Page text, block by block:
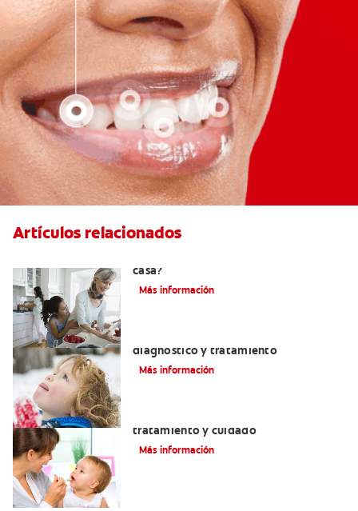
Artículos relacionados
casa?
Más información
diagnóstico y tratamiento
Más información
tratamiento y cuidado
Más información